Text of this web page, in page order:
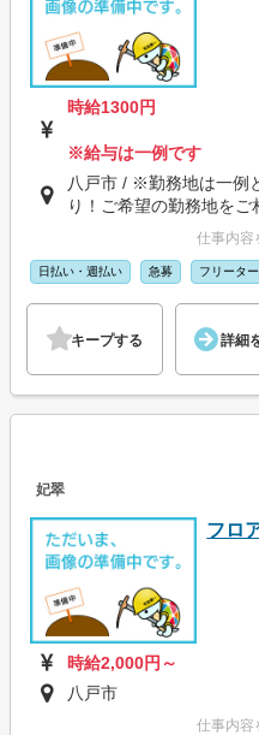
時給1300円
※給与は一例です
八戸市 / ※勤務地は一例
り！ご希望の勤務地を
仕事内容
日払い・週払い 急募 フリータ
キープする 詳細
妃翠
フロ
時給2,000円～
八戸市
仕事内容